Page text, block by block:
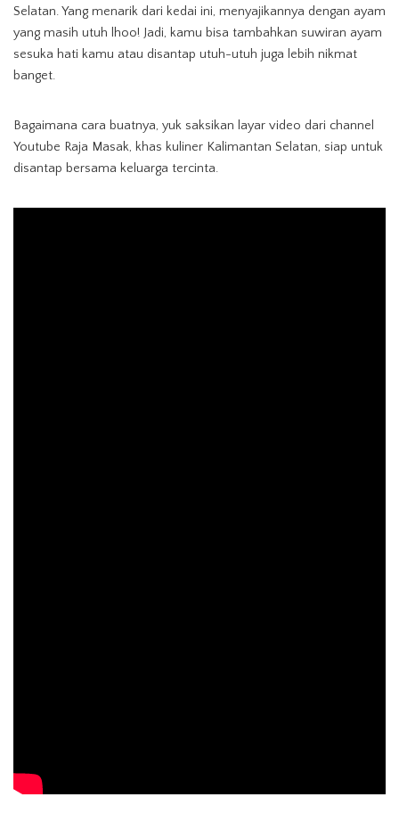
Selatan. Yang menarik dari kedai ini, menyajikannya dengan ayam
yang masih utuh lhoo! Jadi, kamu bisa tambahkan suwiran ayam
sesuka hati kamu atau disantap utuh-utuh juga lebih nikmat
banget.
Bagaimana cara buatnya, yuk saksikan layar video dari channel
Youtube Raja Masak, khas kuliner Kalimantan Selatan, siap untuk
disantap bersama keluarga tercinta.